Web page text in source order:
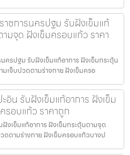
ชการนครปฐม รับฝังเข็มแก้
มจุด ฝังเข็มครอบแก้ว ราคา
ครปฐม รับฝังเข็มแก้อาการ ฝังเข็มกระตุ้น
มเจ็บปวดตามร่างกาย ฝังเข็มครอ
อิน รับฝังเข็มแก้อาการ ฝังเข็ม
รอบแก้ว ราคาถูก
งเข็มแก้อาการ ฝังเข็มกระตุ้นตามจุด
วดตามร่างกาย ฝังเข็มครอบแก้วบางป